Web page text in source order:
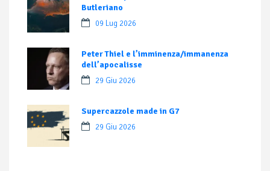
Butleriano
09 Lug 2026
Peter Thiel e l’imminenza/immanenza
dell’apocalisse
29 Giu 2026
Supercazzole made in G7
29 Giu 2026